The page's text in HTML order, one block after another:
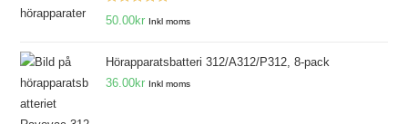
Betygsatt
50.00kr Inkl moms
Hörapparatsbatteri 312/A312/P312, 8-pack
36.00kr Inkl moms